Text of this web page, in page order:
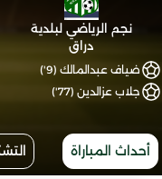
نجم الرياضي لبلدية
دراق
ضياف عبدالمالك (9')
جلاب عزالدين (77')
أحداث المباراة